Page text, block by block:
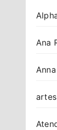
Ana